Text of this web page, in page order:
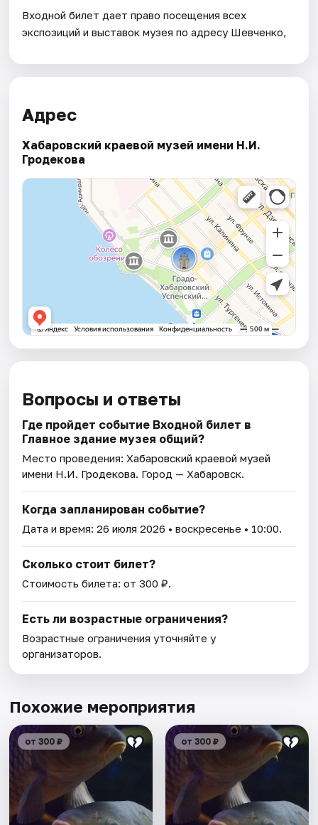
Входной билет дает право посещения всех
экспозиций и выставок музея по адресу Шевченко,
Адрес
Хабаровский краевой музей имени Н.И.
Гродекова
Вопросы и ответы
Где пройдет событие Входной билет в
Главное здание музея общий?
Место проведения:Хабаровский краевой музей
имени Н.И. Гродекова. Город — Хабаровск.
Когда запланирован событие?
Дата и время:26 июля 2026 • воскресенье • 10:00.
Сколько стоит билет?
Стоимость билета: от 300 ₽.
Есть ли возрастные ограничения?
Возрастные ограничения уточняйте у
организаторов.
Похожие мероприятия
от 300 ₽ от 300 ₽